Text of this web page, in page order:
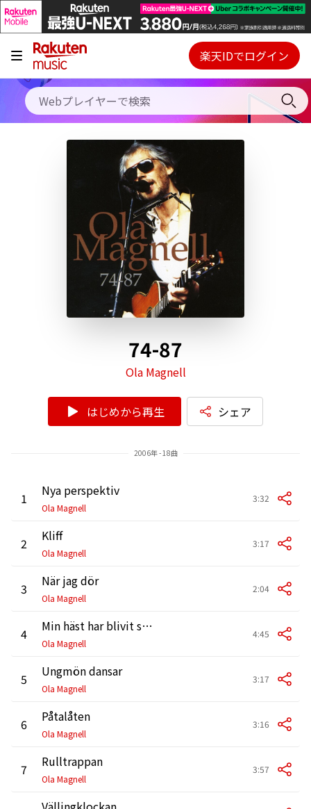
キャンペーン
料金プラン
使い方
初回30日間無料お試し
Webプレイヤー
ご契約内容の確認・変更
楽天IDでログイン
74-87
Ola Magnell
はじめから再生 シェア
2006年 - 18曲
1 Nya perspektiv
Ola Magnell
3:32
2 Kliff
Ola Magnell
3:17
3 När jag dör
Ola Magnell
2:04
4 Min häst har blivit sjuk
Ola Magnell
4:45
5 Ungmön dansar
Ola Magnell
3:17
6 Påtalåten
Ola Magnell
3:16
7 Rulltrappan
Ola Magnell
3:57